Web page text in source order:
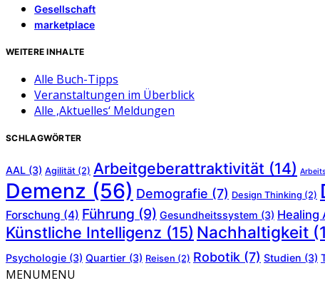
Gesellschaft
marketplace
WEITERE INHALTE
Alle Buch-Tipps
Veranstaltungen im Überblick
Alle ‚Aktuelles‘ Meldungen
SCHLAGWÖRTER
AAL (3) Agilität (2) Arbeitgeberattraktivität (14)
Demenz (56) Demografie (7) Design Thinking (2)
Forschung (4) Führung (9) Gesundheitssystem (3) Healing
Künstliche Intelligenz (15) Nachhaltigkeit
Psychologie (3) Quartier (3) Reisen (2) Robotik (7) Studien (3)
MENUMENU